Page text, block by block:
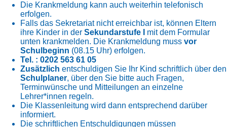
Die Krankmeldung kann auch weiterhin telefonisch
erfolgen.
Falls das Sekretariat nicht erreichbar ist, können Eltern
ihre Kinder in der Sekundarstufe I
mit dem Formular
unten krankmelden. Die Krankmeldung muss vor
Schulbeginn (08.15 Uhr) erfolgen.
Tel. : 0202 563 61 05
Zusätzlich entschuldigen Sie Ihr Kind schriftlich über den
Schulplaner, über den Sie bitte auch Fragen,
Terminwünsche und Mitteilungen an einzelne
Lehrer*innen regeln.
Die Klassenleitung wird dann entsprechend darüber
informiert.
Die schriftlichen Entschuldigungen müssen